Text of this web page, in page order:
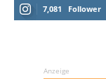
7,081 Follower
Anzeige